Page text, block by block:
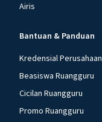
Airis
Bantuan & Panduan
Kredensial Perusahaan
Beasiswa Ruangguru
Cicilan Ruangguru
Promo Ruangguru